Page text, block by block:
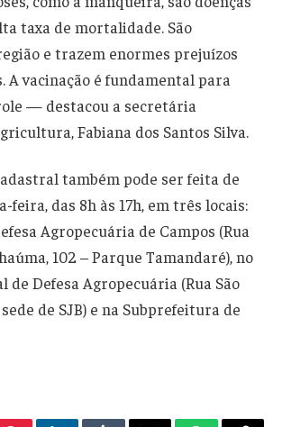
taxa de mortalidade. São
e trazem enormes prejuízos
A vacinação é fundamental para
— destacou a secretária
Fabiana dos Santos Silva.
também pode ser feita de
feira, das 8h às 17h, em três locais:
Agropecuária de Campos (Rua
102 – Parque Tamandaré), no
de Defesa Agropecuária (Rua São
de SJB) e na Subprefeitura de